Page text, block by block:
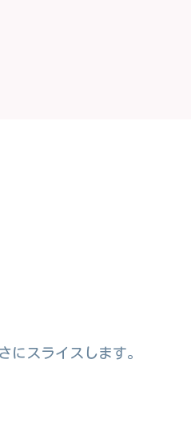
にスライスします。